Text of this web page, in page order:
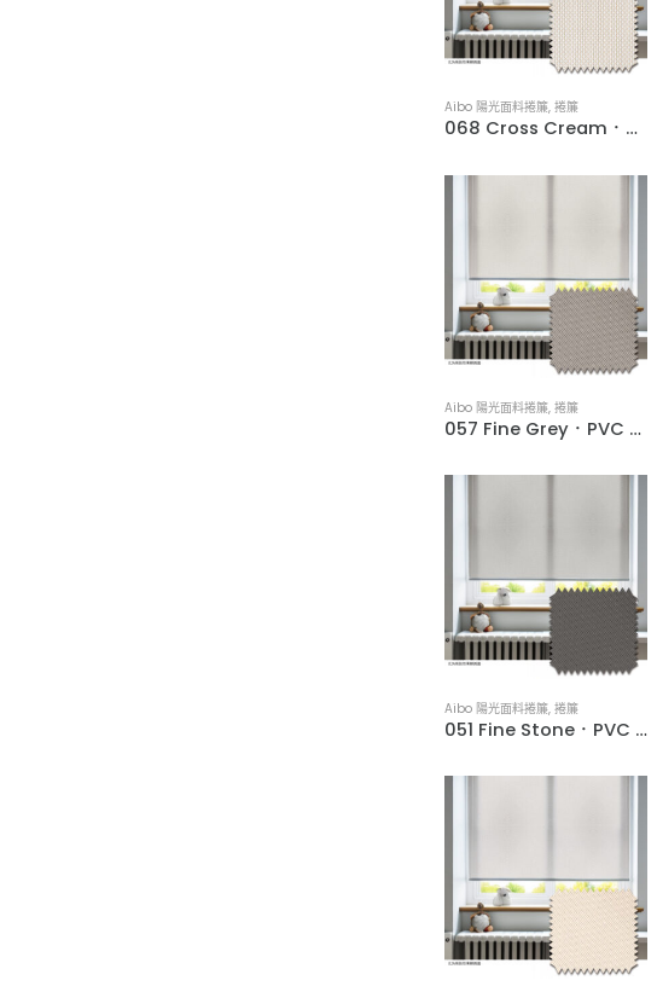
Aibo 陽光面料捲簾, 捲簾
068 Cross Cream．PVC Woven Water-Resistant Roller Blinds
Aibo 陽光面料捲簾, 捲簾
057 Fine Grey．PVC Woven Water-Resistant Roller Blinds
Aibo 陽光面料捲簾, 捲簾
051 Fine Stone．PVC Woven Water-Resistant Roller Blinds